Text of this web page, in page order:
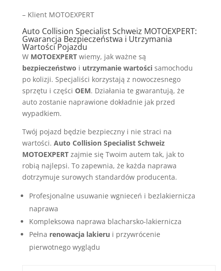
– Klient MOTOEXPERT
Auto Collision Specialist Schweiz MOTOEXPERT:
Gwarancja Bezpieczeństwa i Utrzymania
Wartości Pojazdu
W MOTOEXPERTwiemy, jak ważne są
bezpieczeństwo i utrzymanie wartościsamochodu
po kolizji. Specjaliści korzystają z nowoczesnego
sprzętu i części OEM. Działania te gwarantują, że
auto zostanie naprawione dokładnie jak przed
wypadkiem.
Twój pojazd będzie bezpieczny i nie straci na
wartości. Auto Collision Specialist Schweiz
MOTOEXPERTzajmie się Twoim autem tak, jak to
robią najlepsi. To zapewnia, że każda naprawa
dotrzymuje surowych standardów producenta.
Profesjonalne usuwanie wgnieceń i bezlakiernicza
naprawa
Kompleksowa naprawa blacharsko-lakiernicza
Pełna renowacja lakieru i przywrócenie
pierwotnego wyglądu